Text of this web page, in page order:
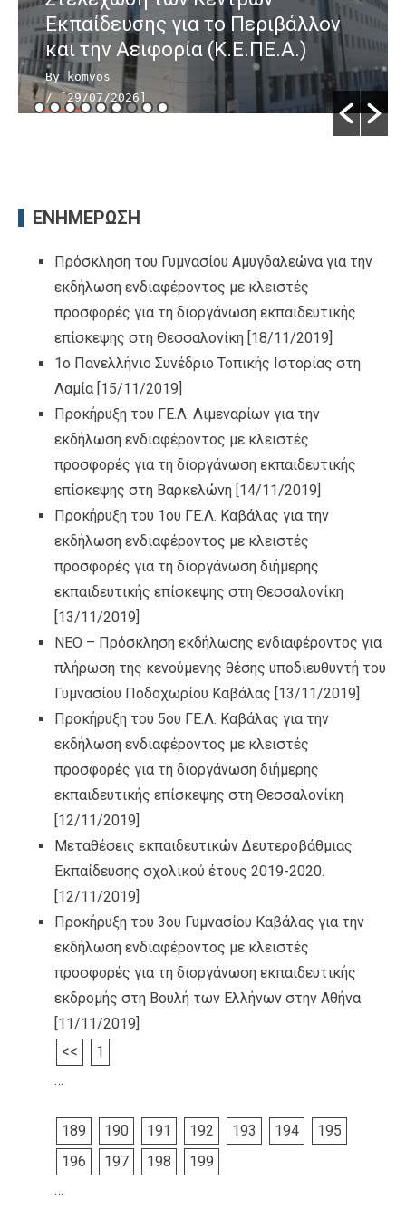
Εκπαίδευσης για το Περιβάλλον
και την Αειφορία (Κ.Ε.ΠΕ.Α.)
By komvos
/ [29/07/2026]
ΕΝΗΜΕΡΩΣΗ
Πρόσκληση του Γυμνασίου Αμυγδαλεώνα για την
εκδήλωση ενδιαφέροντος με κλειστές
προσφορές για τη διοργάνωση εκπαιδευτικής
επίσκεψης στη Θεσσαλονίκη [18/11/2019]
1ο Πανελλήνιο Συνέδριο Τοπικής Ιστορίας στη
Λαμία [15/11/2019]
Προκήρυξη του ΓΕ.Λ. Λιμεναρίων για την
εκδήλωση ενδιαφέροντος με κλειστές
προσφορές για τη διοργάνωση εκπαιδευτικής
επίσκεψης στη Βαρκελώνη [14/11/2019]
Προκήρυξη του 1ου ΓΕ.Λ. Καβάλας για την
εκδήλωση ενδιαφέροντος με κλειστές
προσφορές για τη διοργάνωση διήμερης
εκπαιδευτικής επίσκεψης στη Θεσσαλονίκη
[13/11/2019]
ΝΕΟ – Πρόσκληση εκδήλωσης ενδιαφέροντος για
πλήρωση της κενούμενης θέσης υποδιευθυντή του
Γυμνασίου Ποδοχωρίου Καβάλας [13/11/2019]
Προκήρυξη του 5ου ΓΕ.Λ. Καβάλας για την
εκδήλωση ενδιαφέροντος με κλειστές
προσφορές για τη διοργάνωση διήμερης
εκπαιδευτικής επίσκεψης στη Θεσσαλονίκη
[12/11/2019]
Μεταθέσεις εκπαιδευτικών Δευτεροβάθμιας
Εκπαίδευσης σχολικού έτους 2019-2020.
[12/11/2019]
Προκήρυξη του 3ου Γυμνασίου Καβάλας για την
εκδήλωση ενδιαφέροντος με κλειστές
προσφορές για τη διοργάνωση εκπαιδευτικής
εκδρομής στη Βουλή των Ελλήνων στην Αθήνα
[11/11/2019]
<<
1
…
189 190 191 192 193 194
195
196
197 198
199
…